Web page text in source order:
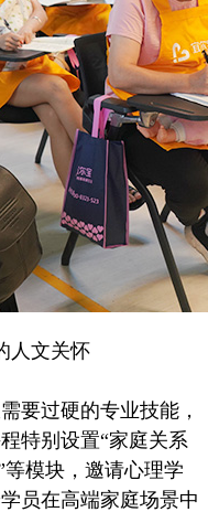
文关怀
过硬的专业技能，
特别设置“家庭关系
等模块，邀请心理学
员在高端家庭场景中